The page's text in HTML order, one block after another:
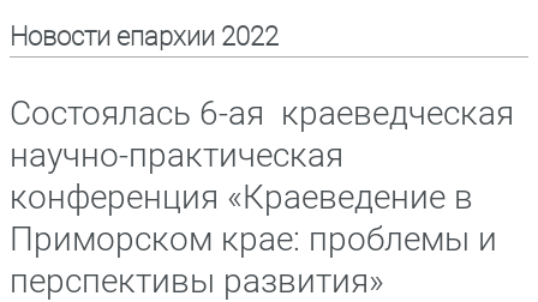
Новости епархии 2022
Состоялась 6-ая краеведческая
научно-практическая
конференция «Краеведение в
Приморском крае: проблемы и
перспективы развития»